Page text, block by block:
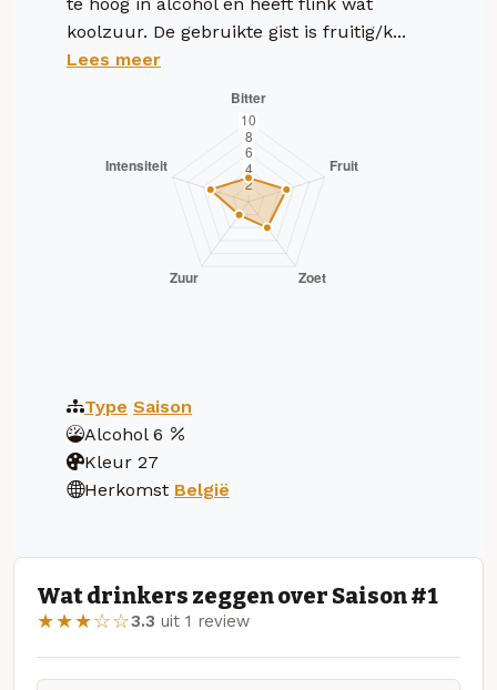
koolzuur. De gebruikte gist is fruitig/k...
Lees meer
Type Saison
Alcohol 6
Kleur 27
Herkomst België
Wat drinkers zeggen over Saison #1
★★★☆☆3.3 uit 1 review